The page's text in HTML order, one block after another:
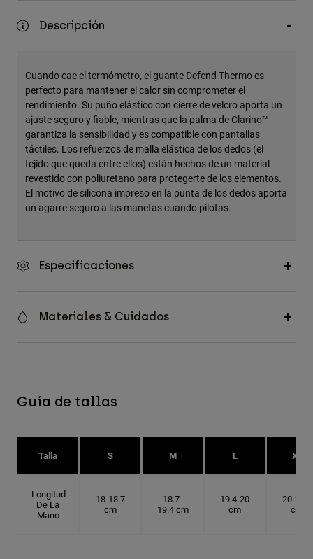
Gorras y Gorros
Ver todo
Descripción
Cuando cae el termómetro, el guante Defend Thermo es
perfecto para mantener el calor sin comprometer el
rendimiento. Su puño elástico con cierre de velcro aporta un
ajuste seguro y fiable, mientras que la palma de Clarino™
garantiza la sensibilidad y es compatible con pantallas
táctiles. Los refuerzos de malla elástica de los dedos (el
tejido que queda entre ellos) están hechos de un material
revestido con poliuretano para protegerte de los elementos.
El motivo de silicona impreso en la punta de los dedos aporta
un agarre seguro a las manetas cuando pilotas.
Especificaciones
Materiales & Cuidados
Guía de tallas
Talla S M L XL
Longitud
De La
Mano
18-18.7
cm
18.7-
19.4 cm
19.4-20
cm
20-20.6
cm